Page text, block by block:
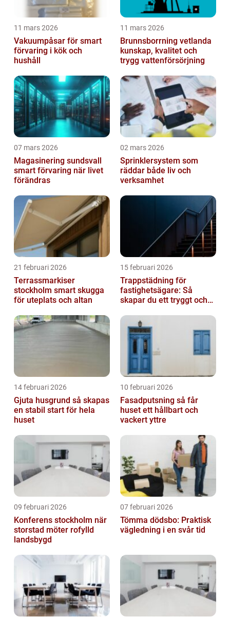
11 mars 2026
Vakuumpåsar för smart
förvaring i kök och
hushåll
11 mars 2026
Brunnsborrning vetlanda
kunskap, kvalitet och
trygg vattenförsörjning
07 mars 2026
Magasinering sundsvall
smart förvaring när livet
förändras
02 mars 2026
Sprinklersystem som
räddar både liv och
verksamhet
21 februari 2026
Terrassmarkiser
stockholm smart skugga
för uteplats och altan
15 februari 2026
Trappstädning för
fastighetsägare: Så
skapar du ett tryggt och
Stockholm
14 februari 2026
Gjuta husgrund så skapas
en stabil start för hela
huset
10 februari 2026
Fasadputsning så får
huset ett hållbart och
vackert yttre
09 februari 2026
Konferens stockholm när
storstad möter rofylld
landsbygd
07 februari 2026
Tömma dödsbo: Praktisk
vägledning i en svår tid